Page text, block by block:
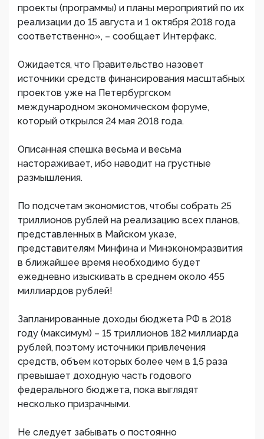
проекты (программы) и планы мероприятий по их
реализации до 15 августа и 1 октября 2018 года
соответственно», – сообщает Интерфакс.
Ожидается, что Правительство назовет
источники средств финансирования масштабных
проектов уже на Петербургском
международном экономическом форуме,
который открылся 24 мая 2018 года.
Описанная спешка весьма и весьма
настораживает, ибо наводит на грустные
размышления.
По подсчетам экономистов, чтобы собрать 25
триллионов рублей на реализацию всех планов,
представленных в Майском указе,
представителям Минфина и Минэкономразвития
в ближайшее время необходимо будет
ежедневно изыскивать в среднем около 455
миллиардов рублей!
Запланированные доходы бюджета РФ в 2018
году (максимум) – 15 триллионов 182 миллиарда
рублей, поэтому источники привлечения
средств, объем которых более чем в 1,5 раза
превышает доходную часть годового
федерального бюджета, пока выглядят
несколько призрачными.
Не следует забывать о постоянно